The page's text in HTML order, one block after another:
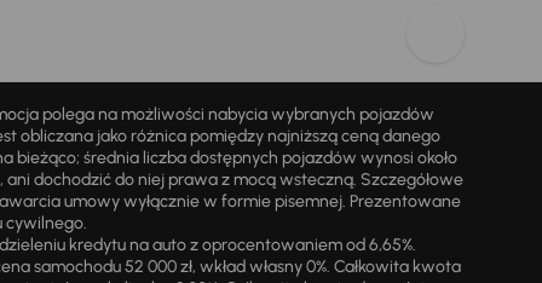
polega na możliwości nabycia wybranych pojazdów
obliczana jako różnica pomiędzy najniższą ceną danego
bieżąco; średnia liczba dostępnych pojazdów wynosi około
dochodzić do niej prawa z mocą wsteczną. Szczegółowe
umowy wyłącznie w formie pisemnej. Prezentowane
cywilnego.
kredytu na auto z oprocentowaniem od 6,65%.
samochodu 52 000 zł, wkład własny 0%. Całkowita kwota